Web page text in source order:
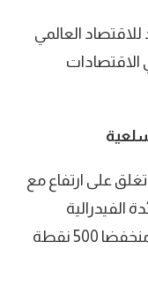
للاقتصاد العالمي
الاقتصادات
على ارتفاع مع
الفيدرالية
سي ان بي سي: داو ينهي الجلسة منخفضا 500 نقطة